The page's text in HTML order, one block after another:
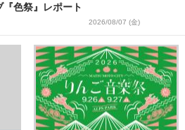
色祭』レポート
2026/08/07 (金)